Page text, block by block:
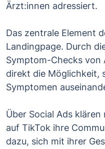
Ärzt:innen adressiert.
Das zentrale Element
Landingpage. Durch
Symptom-Checks von
direkt die Möglichkeit,
Symptomen
Über Social Ads
auf TikTok ihre
dazu, sich mit ihrer